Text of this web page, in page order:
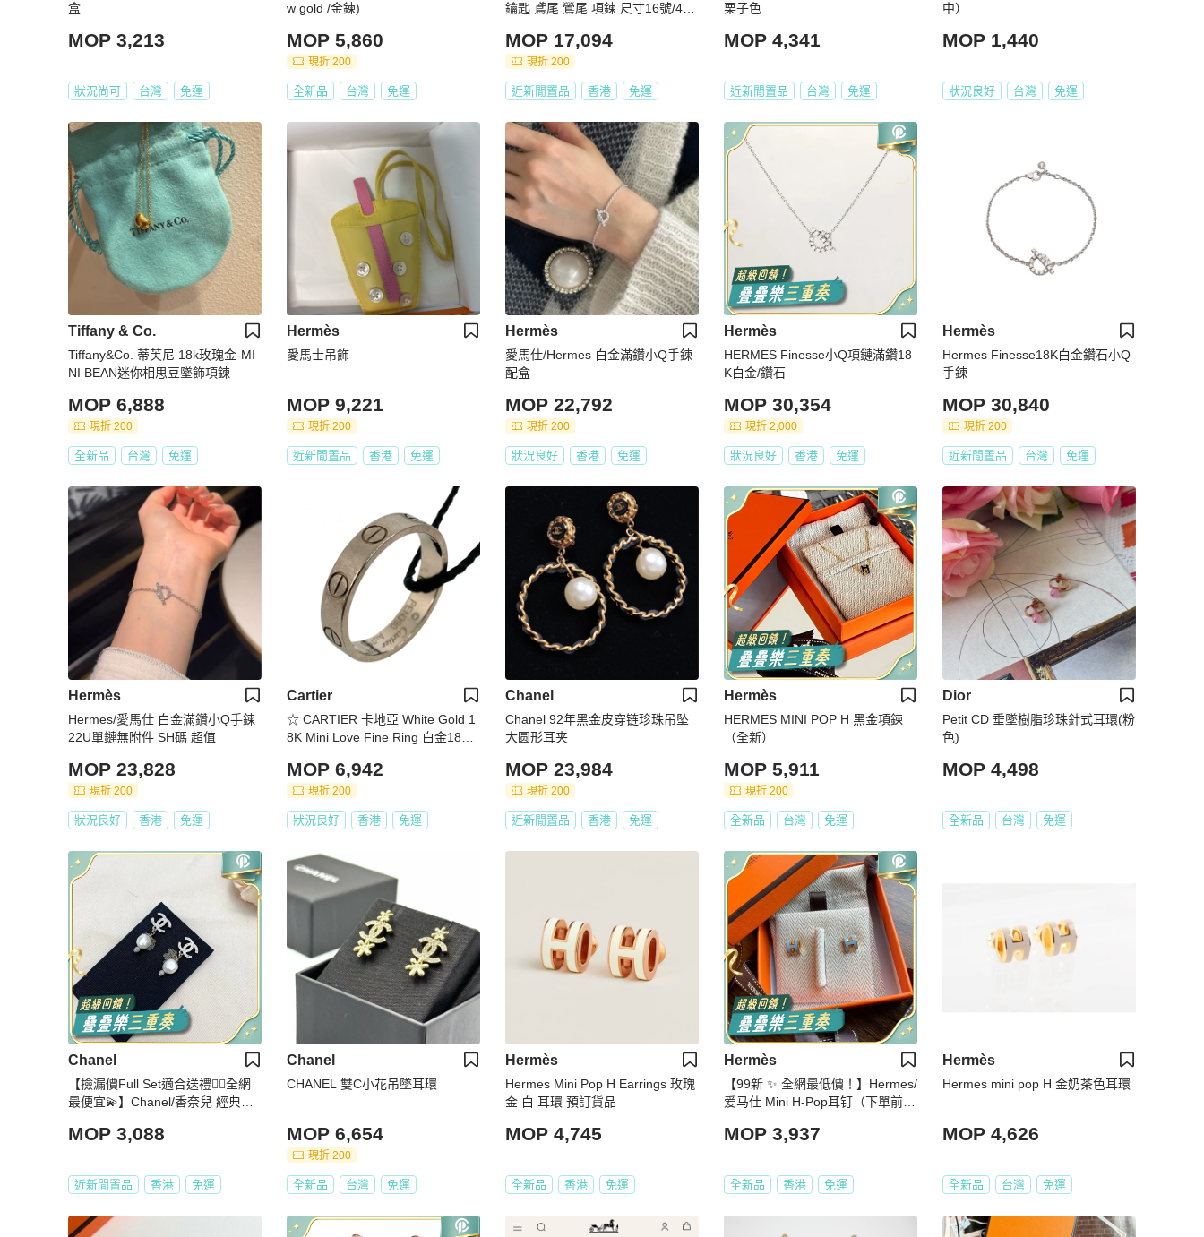
盒
MOP 3,213
狀況尚可 台灣 免運
w gold /金鍊)
MOP 5,860
現折 200
全新品 台灣 免運
鑰匙 鳶尾 鶯尾 項鍊 尺寸16號/40.
MOP 17,094
現折 200
近新閒置品 香港 免運
栗子色
MOP 4,341
近新閒置品 台灣 免運
中）
MOP 1,440
狀況良好 台灣 免運
Tiffany & Co.
Tiffany&Co. 蒂芙尼 18k玫瑰金-MI
NI BEAN迷你相思豆墜飾項鍊
MOP 6,888
現折 200
全新品 台灣 免運
Hermès
愛馬士吊飾
MOP 9,221
現折 200
近新閒置品 香港 免運
Hermès
愛馬仕/Hermes 白金滿鑽小Q手鍊
配盒
MOP 22,792
現折 200
狀況良好 香港 免運
Hermès
HERMES Finesse小Q項鏈滿鑽18
K白金/鑽石
MOP 30,354
現折 2,000
狀況良好 香港 免運
Hermès
Hermes Finesse18K白金鑽石小Q
手鍊
MOP 30,840
現折 200
近新閒置品 台灣 免運
Hermès
Hermes/愛馬仕 白金滿鑽小Q手鍊
22U單鏈無附件 SH碼 超值
MOP 23,828
現折 200
狀況良好 香港 免運
Cartier
☆ CARTIER 卡地亞 White Gold 1
8K Mini Love Fine Ring 白金18K
MOP 6,942
現折 200
狀況良好 香港 免運
Chanel
Chanel 92年黑金皮穿链珍珠吊坠
大圆形耳夹
MOP 23,984
現折 200
近新閒置品 香港 免運
Hermès
HERMES MINI POP H 黑金項鍊
（全新）
MOP 5,911
現折 200
全新品 台灣 免運
Dior
Petit CD 垂墜樹脂珍珠針式耳環(粉
色)
MOP 4,498
全新品 台灣 免運
Chanel
【撿漏價Full Set適合送禮👍🏻全網
最便宜💫】Chanel/香奈兒 經典珍
MOP 3,088
近新閒置品 香港 免運
Chanel
CHANEL 雙C小花吊墜耳環
MOP 6,654
現折 200
全新品 台灣 免運
Hermès
Hermes Mini Pop H Earrings 玫瑰
金 白 耳環 預訂貨品
MOP 4,745
全新品 香港 免運
Hermès
【99新 ✨ 全網最低價！】Hermes/
爱马仕 Mini H-Pop耳钉（下單前先
MOP 3,937
全新品 香港 免運
Hermès
Hermes mini pop H 金奶茶色耳環
MOP 4,626
全新品 台灣 免運